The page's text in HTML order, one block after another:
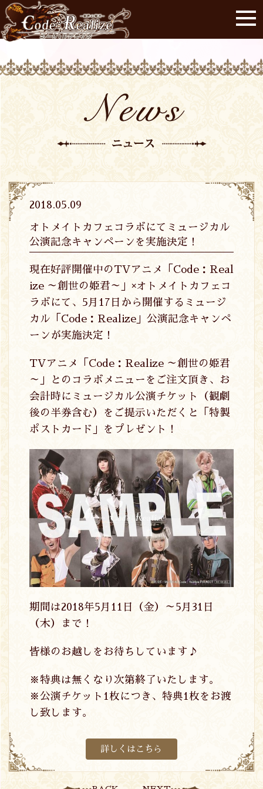
2018.05.09
オトメイトカフェコラボにてミュージカル
公演記念キャンペーンを実施決定！
現在好評開催中のTVアニメ「Code：Real
ize ～創世の姫君～」×オトメイトカフェコ
ラボにて、5月17日から開催するミュージ
カル「Code：Realize」公演記念キャンペ
ーンが実施決定！
TVアニメ「Code：Realize ～創世の姫君
～」とのコラボメニューをご注文頂き、お
会計時にミュージカル公演チケット（観劇
後の半券含む）をご提示いただくと「特製
ポストカード」をプレゼント！
期間は2018年5月11日（金）～5月31日
（木）まで！
皆様のお越しをお待ちしています♪
※特典は無くなり次第終了いたします。
※公演チケット1枚につき、特典1枚をお渡
し致します。
詳しくはこちら